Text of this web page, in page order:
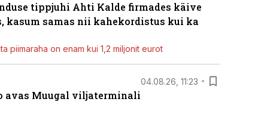
tippjuhi Ahti Kalde firmades käive
kasum samas nii kahekordistus kui ka
piimaraha on enam kui 1,2 miljonit eurot
04.08.26, 11:23
avas Muugal viljaterminali